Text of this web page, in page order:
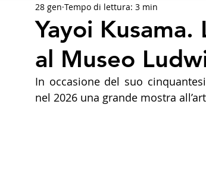
Yayoi
al Museo
28 gen Tempo di lettura: 3 min
In occasione del suo
nel 2026 una grande mostra